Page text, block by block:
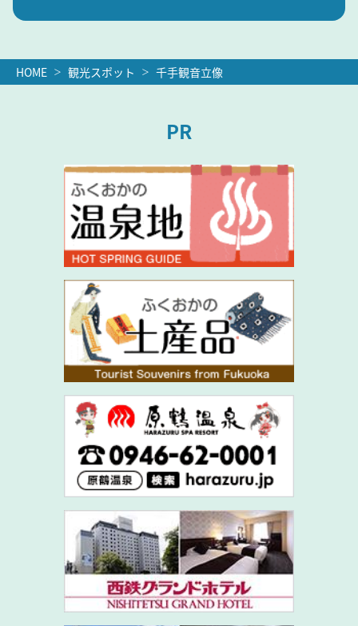
HOME 観光スポット 千手観音立像
PR